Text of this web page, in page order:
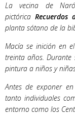
La vecina de
pictórica Recuerdos
planta sótano de la
Macía se inición en
treinta años.
pintura a niños y
Antes de exponer
tanto individuales
entorno como los